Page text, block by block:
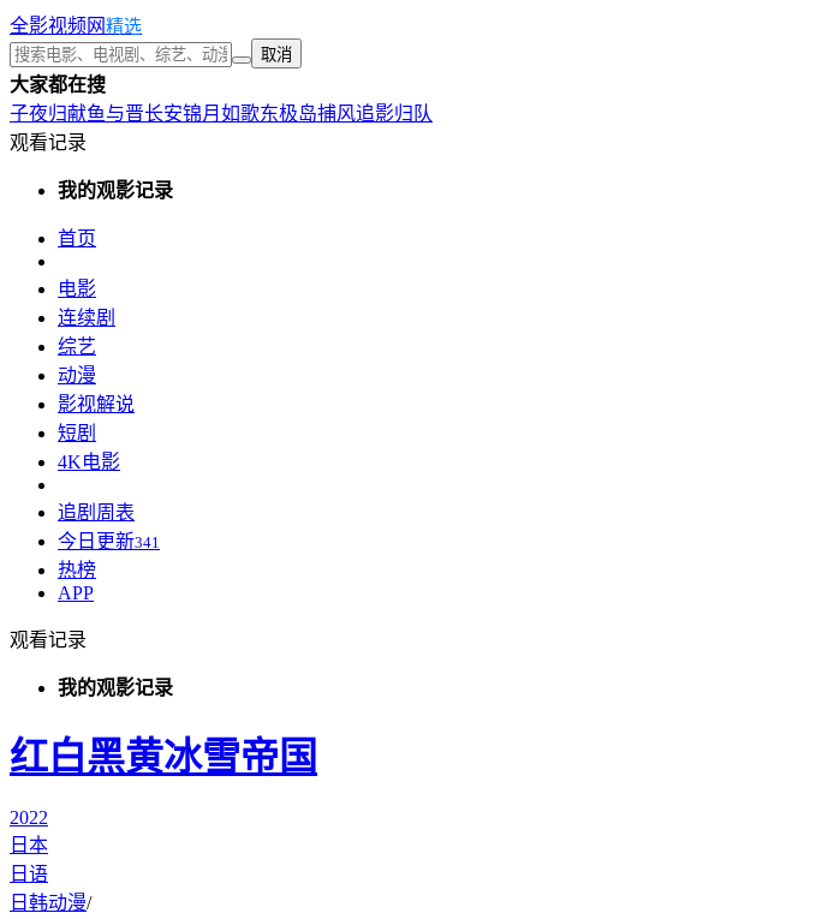
全影视频网精选
取消
大家都在搜
子夜归献鱼与晋长安锦月如歌东极岛捕风追影归队
观看记录
我的观影记录
首页
电影
连续剧
综艺
动漫
影视解说
短剧
4K电影
追剧周表
今日更新341
热榜
APP
观看记录
我的观影记录
红白黑黄冰雪帝国
2022
日本
日语
日韩动漫/